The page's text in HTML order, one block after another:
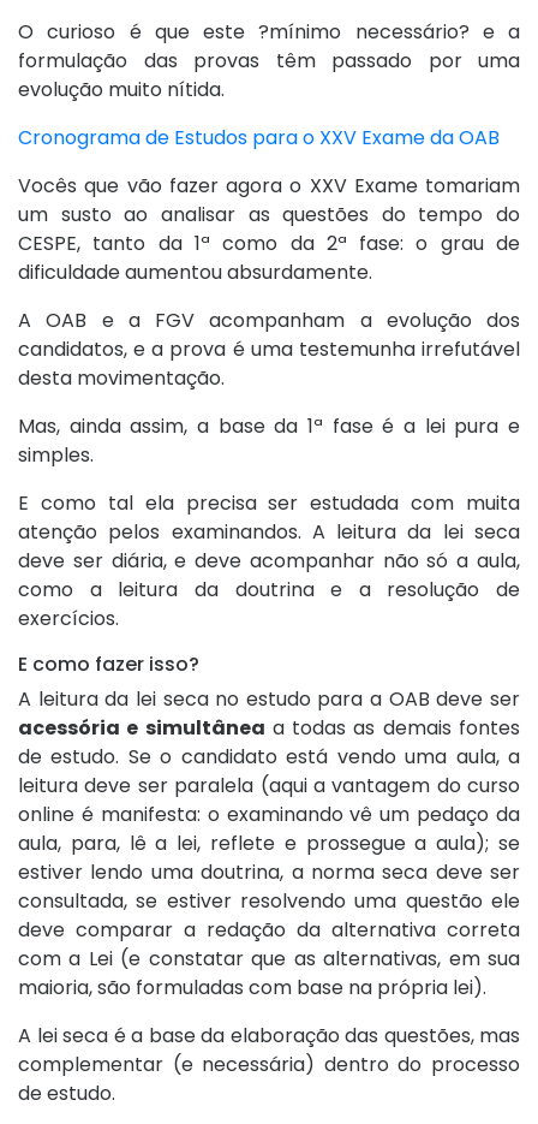
O curioso é que este ?mínimo necessário? e a
formulação das provas têm passado por uma
evolução muito nítida.
Cronograma de Estudos para o XXV Exame da OAB
Vocês que vão fazer agora o XXV Exame tomariam
um susto ao analisar as questões do tempo do
CESPE, tanto da 1ª como da 2ª fase: o grau de
dificuldade aumentou absurdamente.
A OAB e a FGV acompanham a evolução dos
candidatos, e a prova é uma testemunha irrefutável
desta movimentação.
Mas, ainda assim, a base da 1ª fase é a lei pura e
simples.
E como tal ela precisa ser estudada com muita
atenção pelos examinandos. A leitura da lei seca
deve ser diária, e deve acompanhar não só a aula,
como a leitura da doutrina e a resolução de
exercícios.
E como fazer isso?
A leitura da lei seca no estudo para a OAB deve ser
acessória e simultânea a todas as demais fontes
de estudo. Se o candidato está vendo uma aula, a
leitura deve ser paralela (aqui a vantagem do curso
online é manifesta: o examinando vê um pedaço da
aula, para, lê a lei, reflete e prossegue a aula); se
estiver lendo uma doutrina, a norma seca deve ser
consultada, se estiver resolvendo uma questão ele
deve comparar a redação da alternativa correta
com a Lei (e constatar que as alternativas, em sua
maioria, são formuladas com base na própria lei).
A lei seca é a base da elaboração das questões, mas
complementar (e necessária) dentro do processo
de estudo.